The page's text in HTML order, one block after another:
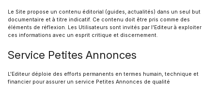
Le Site propose un contenu éditorial (guides, actualités) dans un seul but
documentaire et à titre indicatif. Ce contenu doit être pris comme des
éléments de réflexion. Les Utilisateurs sont invités par l'Editeur à exploiter
ces informations avec un esprit critique et discernement.
Service Petites Annonces
L'Editeur déploie des efforts permanents en termes humain, technique et
financier pour assurer un service Petites Annonces de qualité